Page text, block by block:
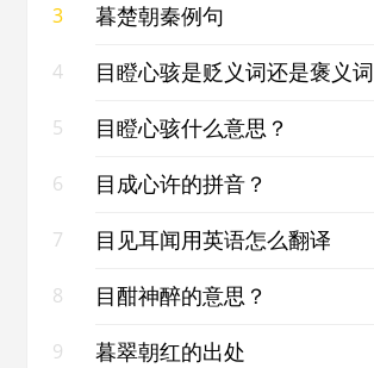
3 暮楚朝秦例句
4 目瞪心骇是贬义词还是褒义词
5 目瞪心骇什么意思？
6 目成心许的拼音？
7 目见耳闻用英语怎么翻译
8 目酣神醉的意思？
9 暮翠朝红的出处